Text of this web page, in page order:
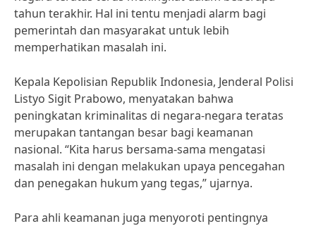
tahun terakhir. Hal ini tentu menjadi alarm bagi
pemerintah dan masyarakat untuk lebih
memperhatikan masalah ini.
Kepala Kepolisian Republik Indonesia, Jenderal Polisi
Listyo Sigit Prabowo, menyatakan bahwa
peningkatan kriminalitas di negara-negara teratas
merupakan tantangan besar bagi keamanan
nasional. “Kita harus bersama-sama mengatasi
masalah ini dengan melakukan upaya pencegahan
dan penegakan hukum yang tegas,” ujarnya.
Para ahli keamanan juga menyoroti pentingnya